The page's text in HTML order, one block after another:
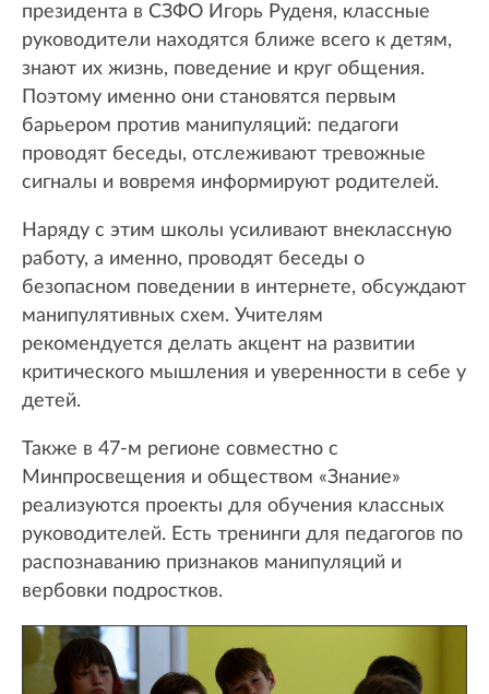
президента в СЗФО Игорь Руденя, классные
руководители находятся ближе всего к детям,
знают их жизнь, поведение и круг общения.
Поэтому именно они становятся первым
барьером против манипуляций: педагоги
проводят беседы, отслеживают тревожные
сигналы и вовремя информируют родителей.
Наряду с этим школы усиливают внеклассную
работу, а именно, проводят беседы о
безопасном поведении в интернете, обсуждают
манипулятивных схем. Учителям
рекомендуется делать акцент на развитии
критического мышления и уверенности в себе у
детей.
Также в 47-м регионе совместно с
Минпросвещения и обществом «Знание»
реализуются проекты для обучения классных
руководителей. Есть тренинги для педагогов по
распознаванию признаков манипуляций и
вербовки подростков.